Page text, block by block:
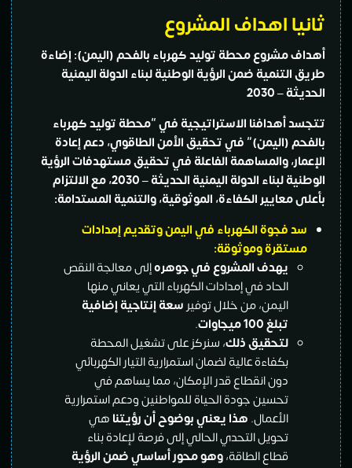
ثانيا اهداف المشروع
أهداف مشروع محطة توليد كهرباء بالفحم (اليمن): إضاءة
طريق التنمية ضمن الرؤية الوطنية لبناء الدولة اليمنية
الحديثة – 2030
تتجسد أهدافنا الاستراتيجية في “محطة توليد كهرباء
بالفحم (اليمن)” في تحقيق الأمن الطاقوي، دعم إعادة
الإعمار، والمساهمة الفاعلة في تحقيق مستهدفات الرؤية
الوطنية لبناء الدولة اليمنية الحديثة – 2030، مع الالتزام
بأعلى معايير الكفاءة، الموثوقية، والتنمية المستدامة:
سد فجوة الكهرباء في اليمن وتقديم إمدادات
مستقرة وموثوقة:
يهدف المشروع في جوهرهإلى معالجة النقص
الحاد في إمدادات الكهرباء التي يعاني منها
اليمن، من خلال توفير سعة إنتاجية إضافية
تبلغ 100 ميجاوات
.
لتحقيق ذلك، سنركز على تشغيل المحطة
بكفاءة عالية لضمان استمرارية التيار الكهربائي
دون انقطاع قدر الإمكان، مما يساهم في
تحسين جودة الحياة للمواطنين ودعم استمرارية
الأعمال. هذا يعني بوضوح أن رؤيتنا هي
تحويل التحدي الحالي إلى فرصة لإعادة بناء
قطاع الطاقة،وهو محور أساسي ضمن الرؤية